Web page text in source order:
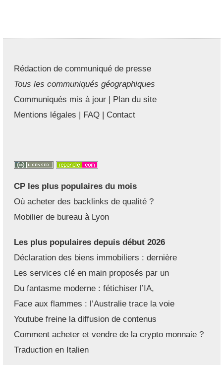
Rédaction de communiqué de presse
Tous les communiqués géographiques
Communiqués mis à jour | Plan du site
Mentions légales | FAQ | Contact
CP les plus populaires du mois
Où acheter des backlinks de qualité ?
Mobilier de bureau à Lyon
Les plus populaires depuis début 2026
Déclaration des biens immobiliers : dernière
Les services clé en main proposés par un
Du fantasme moderne : fétichiser l’IA,
Face aux flammes : l’Australie trace la voie
Youtube freine la diffusion de contenus
Comment acheter et vendre de la crypto monnaie ?
Traduction en Italien